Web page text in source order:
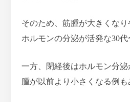
そのため、筋腫が大きくな
ホルモンの分泌が活発な30代
一方、閉経後はホルモン分
腫が以前より小さくなる例も